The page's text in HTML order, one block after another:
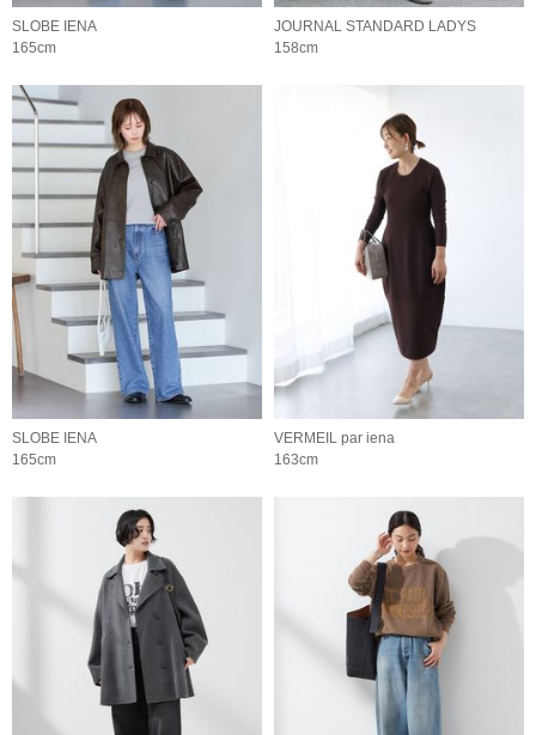
SLOBE IENA
165cm
JOURNAL STANDARD LADYS
158cm
SLOBE IENA
165cm
VERMEIL par iena
163cm